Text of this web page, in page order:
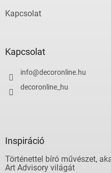
Kapcsolat
Kapcsolat
info@decoronline.hu
decoronline_hu
Inspiráció
Történettel bíró művészet,
Art Advisory világát